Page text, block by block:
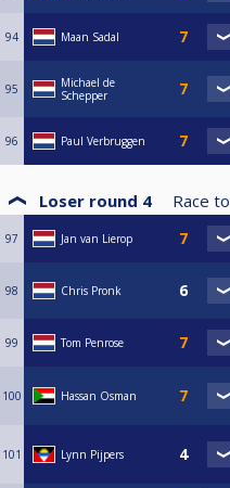
94 Maan Sadal
95
Michael de
Schepper
96 Paul Verbruggen
Loser round 4 Race to
97 Jan van Lierop
98 Chris Pronk
99 Tom Penrose
100 Hassan Osman
101 Lynn Pijpers